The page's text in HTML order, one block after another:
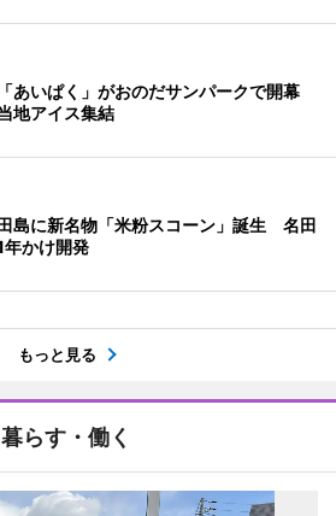
あいぱく」がおのだサンパークで開幕
地アイス集結
島に新名物「米粉スコーン」誕生 名田
年かけ開発
もっと見る
暮らす・働く